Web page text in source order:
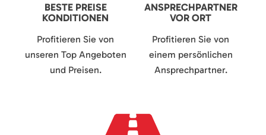
BESTE PREISE
KONDITIONEN
Profitieren Sie von
unseren Top Angeboten
und Preisen.
ANSPRECHPARTNER
VOR ORT
Profitieren Sie von
einem persönlichen
Ansprechpartner.